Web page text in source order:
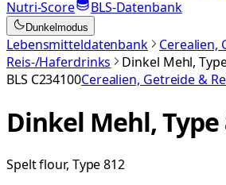
Nutri-Score
BLS-Datenbank
Dunkelmodus
Lebensmitteldatenbank
Cerealien,
Reis-/Haferdrinks
Dinkel Mehl,
BLS C234100Cerealien, Getreide &
Dinkel Mehl, Type
Spelt flour, Type 812